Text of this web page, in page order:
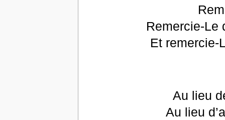
Remercie-Le
Et remercie-
Au lieu
Au lieu